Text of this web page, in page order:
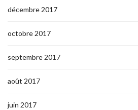
décembre 2017
octobre 2017
septembre 2017
août 2017
juin 2017